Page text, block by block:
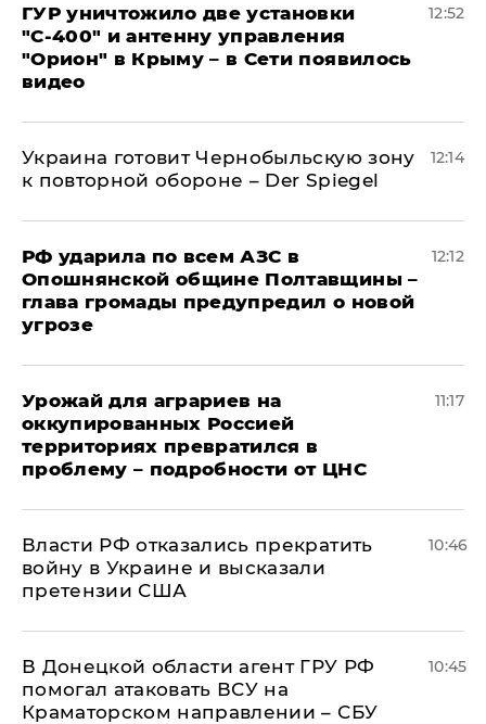
ГУР уничтожило две установки
"С‑400" и антенну управления
"Орион" в Крыму – в Сети появилось
видео
12:52
Украина готовит Чернобыльскую зону
к повторной обороне – Der Spiegel
12:14
РФ ударила по всем АЗС в
Опошнянской общине Полтавщины –
глава громады предупредил о новой
угрозе
12:12
Урожай для аграриев на
оккупированных Россией
территориях превратился в
проблему – подробности от ЦНС
11:17
Власти РФ отказались прекратить
войну в Украине и высказали
претензии США
10:46
В Донецкой области агент ГРУ РФ
помогал атаковать ВСУ на
Краматорском направлении – СБУ
10:45